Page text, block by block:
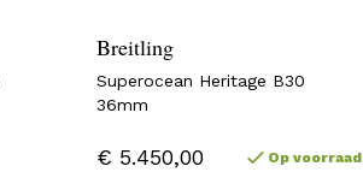
Breitling
Superocean Heritage B30
36mm
€ 5.450,00 Op voorraad